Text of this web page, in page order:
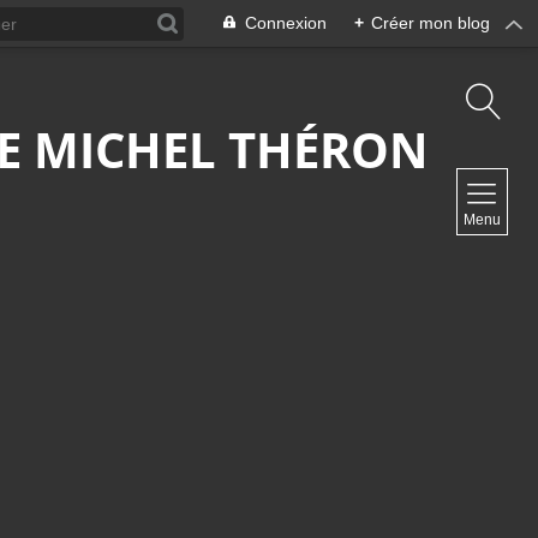
Connexion + Créer mon blog
MICHEL THÉRON
Menu
NAVIGATION